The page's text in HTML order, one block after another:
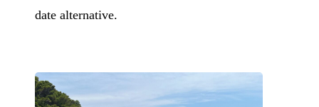
date alternative.